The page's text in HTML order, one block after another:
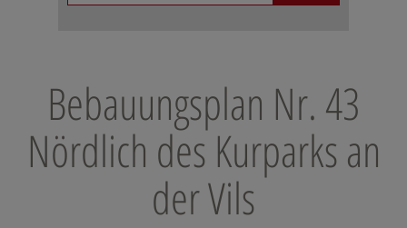
Bebauungsplan Nr. 43
Nördlich des Kurparks an
der Vils